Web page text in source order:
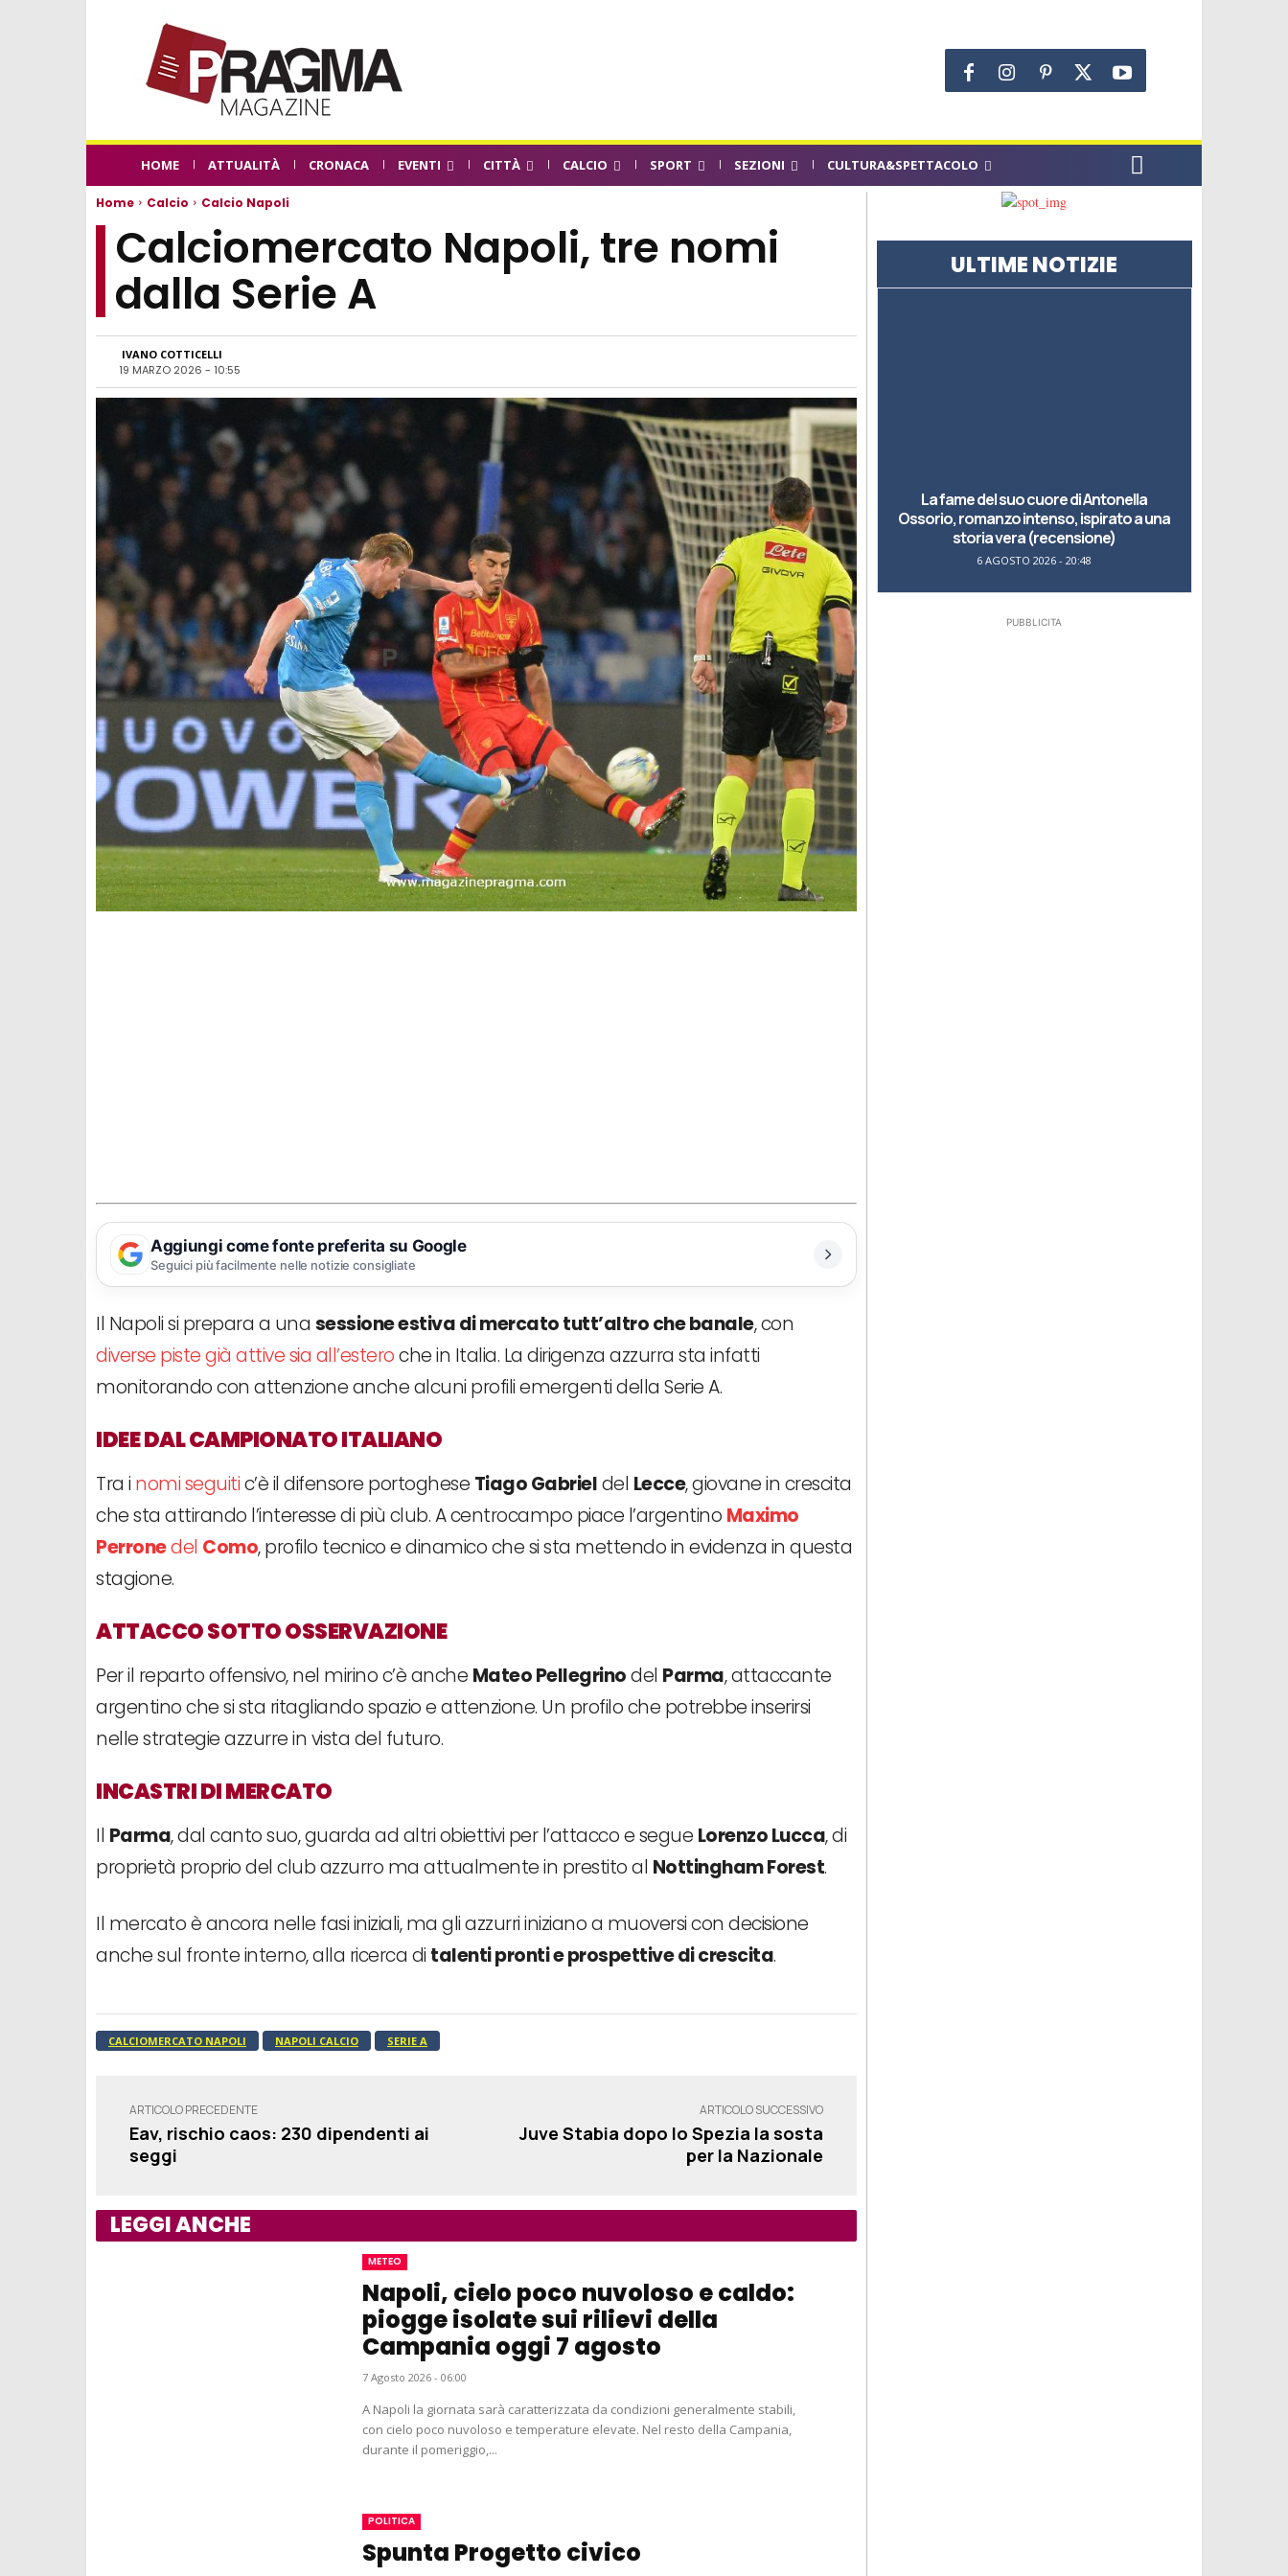
HOME ATTUALITÀ CRONACA EVENTI CITTÀ CALCIO SPORT SEZIONI CULTURA&SPETTACOLO
Home Calcio Calcio Napoli
Calciomercato Napoli, tre nomi
dalla Serie A
IVANO COTTICELLI
19 MARZO 2026 - 10:55
Aggiungi come fonte preferita su Google
Seguici più facilmente nelle notizie consigliate
Il Napoli si prepara a una sessione estiva di mercato tutt’altro che banale, con
diverse piste già attive sia all’esteroche in Italia. La dirigenza azzurra sta infatti
monitorando con attenzione anche alcuni profili emergenti della Serie A.
IDEE DAL CAMPIONATO ITALIANO
Tra i nomi seguitic’è il difensore portoghese Tiago Gabrieldel Lecce, giovane in crescita
che sta attirando l’interesse di più club. A centrocampo piace l’argentino Maximo
Perronedel Como, profilo tecnico e dinamico che si sta mettendo in evidenza in questa
stagione.
ATTACCO SOTTO OSSERVAZIONE
Per il reparto offensivo, nel mirino c’è anche Mateo Pellegrinodel Parma, attaccante
argentino che si sta ritagliando spazio e attenzione. Un profilo che potrebbe inserirsi
nelle strategie azzurre in vista del futuro.
INCASTRI DI MERCATO
Il Parma, dal canto suo, guarda ad altri obiettivi per l’attacco e segue Lorenzo Lucca, di
proprietà proprio del club azzurro ma attualmente in prestito al Nottingham Forest.
Il mercato è ancora nelle fasi iniziali, ma gli azzurri iniziano a muoversi con decisione
anche sul fronte interno, alla ricerca di talenti pronti e prospettive di crescita.
CALCIOMERCATO NAPOLI NAPOLI CALCIO SERIE A
ARTICOLO PRECEDENTE
Eav, rischio caos: 230 dipendenti ai
seggi
ARTICOLO SUCCESSIVO
Juve Stabia dopo lo Spezia la sosta
per la Nazionale
LEGGI ANCHE
METEO
Napoli, cielo poco nuvoloso e caldo:
piogge isolate sui rilievi della
Campania oggi 7 agosto
7 Agosto 2026 - 06:00
A Napoli la giornata sarà caratterizzata da condizioni generalmente stabili,
con cielo poco nuvoloso e temperature elevate. Nel resto della Campania,
durante il pomeriggio,...
POLITICA
Spunta Progetto civico
ULTIME NOTIZIE
La fame del suo cuore di Antonella
Ossorio, romanzo intenso, ispirato a una
storia vera (recensione)
6 AGOSTO 2026 - 20:48
PUBBLICITA